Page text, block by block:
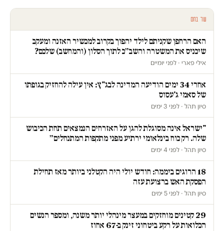
עוד בחם
האם הרחפן שקניתם לילד יהפוך בקרוב למכשיר האזנה ומעקב
שיכניס את המשטרה והשב״כ לתוך הסלון (והמחשב) שלכם?
אילי פארי · לפני יומיים
אחרי 34 ימים הודיעה המדינה לבג"ץ: אין עילה להחזיק בגופתו
של סאמי ג'עסוס
סיון תהל · לפני 3 ימים
"ישראל אינה מסוגלת להגן על האזרחים הנמצאים תחת הכיבוש
שלה. רק כוח בינלאומי ירתיע מפני מתקפות המתנחלים״
סיון תהל · לפני 4 ימים
18 הרוגים ביממה: חודש יולי היה הקטלני ביותר מאז תחילת
הפסקת האש ברצועת עזה
סיון תהל · לפני 5 ימים
29 קטינים מוחזקים במעצר מינהלי יותר משנה, ומספר הנשים
הכלואות על רקע ביטחוני זינק ב-67 אחוז